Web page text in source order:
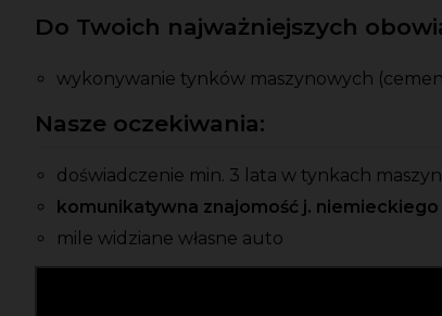
Do Twoich najważniejszych
wykonywanie tynków maszynowych
Nasze oczekiwania:
doświadczenie min. 3 lata w tynkach
komunikatywna znajomość j. niemieckiego
mile widziane własne auto